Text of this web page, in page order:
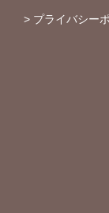
プライバシー